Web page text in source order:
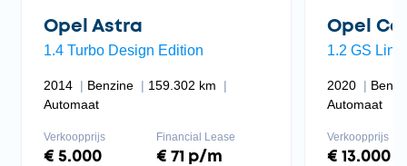
Opel Astra
1.4 Turbo Design Edition
2014 Benzine
159.302 km
Automaat
Verkoopprijs
€ 5.000
Financial Lease
€ 71 p/m
Opel
1.2 GS Line
2020
Automaat
Verkoopprijs
€ 13.000